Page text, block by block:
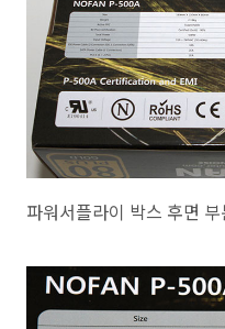
파워서플라이 박스 후면